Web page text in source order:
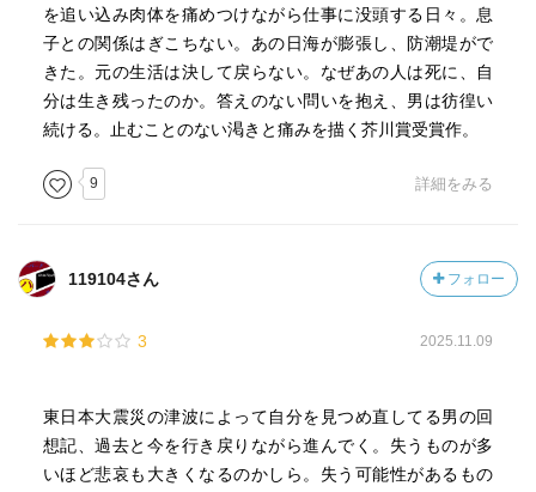
を追い込み肉体を痛めつけながら仕事に没頭する日々。息
子との関係はぎこちない。あの日海が膨張し、防潮堤がで
きた。元の生活は決して戻らない。なぜあの人は死に、自
分は生き残ったのか。答えのない問いを抱え、男は彷徨い
続ける。止むことのない渇きと痛みを描く芥川賞受賞作。
9 詳細をみる
119104さん フォロー
3 2025.11.09
東日本大震災の津波によって自分を見つめ直してる男の回
想記、過去と今を行き戻りながら進んでく。失うものが多
いほど悲哀も大きくなるのかしら。失う可能性があるもの